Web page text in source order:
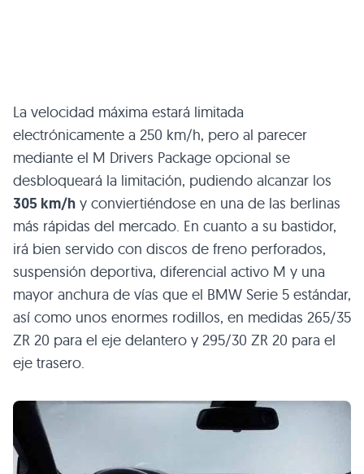
La velocidad máxima estará limitada
electrónicamente a 250 km/h, pero al parecer
mediante el M Drivers Package opcional se
desbloqueará la limitación, pudiendo alcanzar los
305 km/h y conviertiéndose en una de las berlinas
más rápidas del mercado. En cuanto a su bastidor,
irá bien servido con discos de freno perforados,
suspensión deportiva, diferencial activo M y una
mayor anchura de vías que el BMW Serie 5 estándar,
así como unos enormes rodillos, en medidas 265/35
ZR 20 para el eje delantero y 295/30 ZR 20 para el
eje trasero.